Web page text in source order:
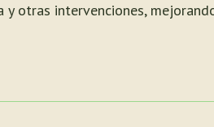
otras intervenciones,